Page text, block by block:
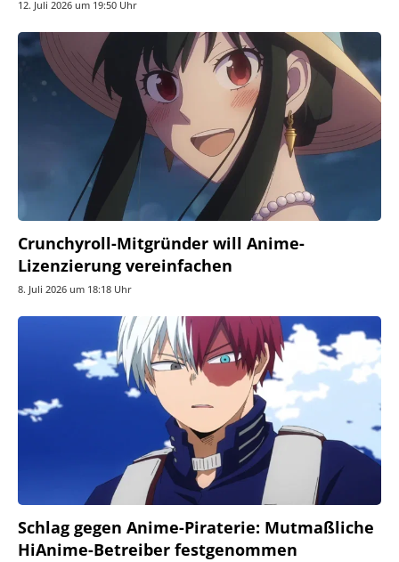
12. Juli 2026 um 19:50 Uhr
Crunchyroll-Mitgründer will Anime-
Lizenzierung vereinfachen
8. Juli 2026 um 18:18 Uhr
Schlag gegen Anime-Piraterie: Mutmaßliche
HiAnime-Betreiber festgenommen